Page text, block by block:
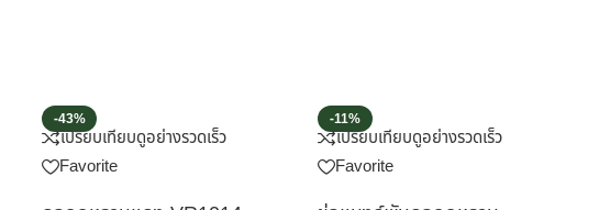
-43%
เปรียบเทียบดูอย่างรวดเร็ว
Favorite
-11%
เปรียบเทียบดูอย่างรวดเร็ว
Favorite